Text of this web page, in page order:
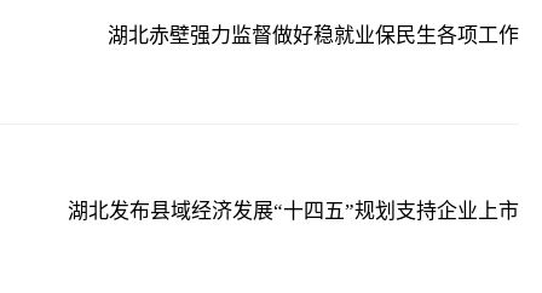
湖北赤壁强力监督做好稳就业保民生各项工作
湖北发布县域经济发展“十四五”规划支持企业上市